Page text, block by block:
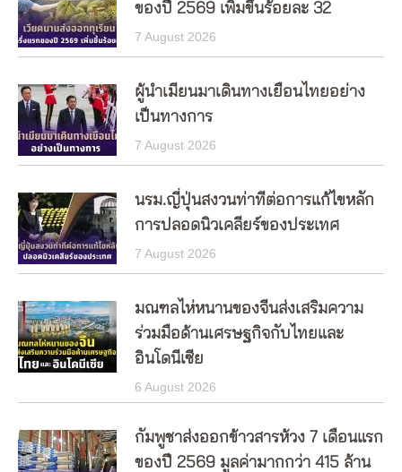
ของปี 2569 เพิ่มขึ้นร้อยละ 32
7 August 2026
ผู้นำเมียนมาเดินทางเยือนไทยอย่าง
เป็นทางการ
7 August 2026
นรม.ญี่ปุ่นสงวนท่าทีต่อการแก้ไขหลัก
การปลอดนิวเคลียร์ของประเทศ
7 August 2026
มณฑลไห่หนานของจีนส่งเสริมความ
ร่วมมือด้านเศรษฐกิจกับไทยและ
อินโดนีเซีย
6 August 2026
กัมพูชาส่งออกข้าวสารห้วง 7 เดือนแรก
ของปี 2569 มูลค่ามากกว่า 415 ล้าน